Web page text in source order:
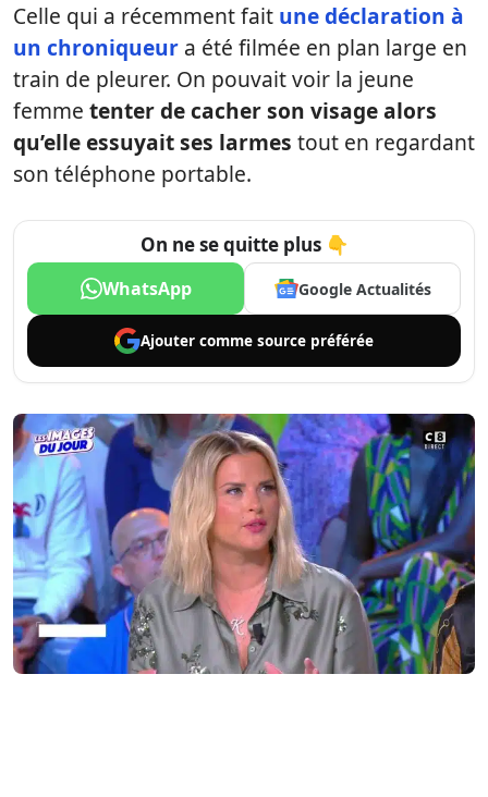
Celle qui a récemment fait une déclaration à
un chroniqueur a été filmée en plan large en
train de pleurer. On pouvait voir la jeune
femme tenter de cacher son visage alors
qu’elle essuyait ses larmes tout en regardant
son téléphone portable.
On ne se quitte plus 👇
WhatsApp Google Actualités
Ajouter comme source préférée